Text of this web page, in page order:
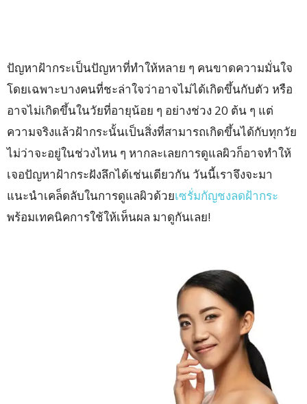
ปัญหาฝ้ากระเป็นปัญหาที่ทำให้หลาย ๆ คนขาดความมั่นใจ
โดยเฉพาะบางคนที่ชะล่าใจว่าอาจไม่ได้เกิดขึ้นกับตัว หรือ
อาจไม่เกิดขึ้นในวัยที่อายุน้อย ๆ อย่างช่วง 20 ต้น ๆ แต่
ความจริงแล้วฝ้ากระนั้นเป็นสิ่งที่สามารถเกิดขึ้นได้กับทุกวัย
ไม่ว่าจะอยู่ในช่วงไหน ๆ หากละเลยการดูแลผิวก็อาจทำให้
เจอปัญหาฝ้ากระฝังลึกได้เช่นเดียวกัน วันนี้เราจึงจะมา
แนะนำเคล็ดลับในการดูแลผิวด้วยเซรั่มกัญชงลดฝ้ากระ
พร้อมเทคนิคการใช้ให้เห็นผล มาดูกันเลย!